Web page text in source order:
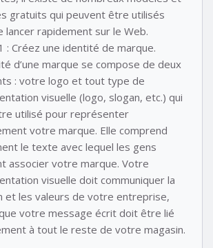
gratuits qui peuvent être utilisés
lancer rapidement sur le Web.
: Créez une identité de marque.
d’une marque se compose de deux
: votre logo et tout type de
visuelle (logo, slogan, etc.) qui
utilisé pour représenter
votre marque. Elle comprend
le texte avec lequel les gens
associer votre marque. Votre
visuelle doit communiquer la
et les valeurs de votre entreprise,
votre message écrit doit être lié
à tout le reste de votre magasin.